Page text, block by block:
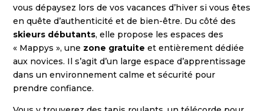
vous dépaysez lors de vos vacances d’hiver si vous êtes
en quête d’authenticité et de bien-être. Du côté des
skieurs débutants, elle propose les espaces des
« Mappys », une zone gratuite et entièrement dédiée
aux novices. Il s’agit d’un large espace d’apprentissage
dans un environnement calme et sécurité pour
prendre confiance.